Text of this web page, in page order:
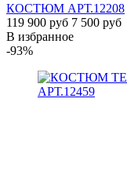
КОСТЮМ АРТ.12208
119 900 руб 7 500 руб
В избранное
-93%